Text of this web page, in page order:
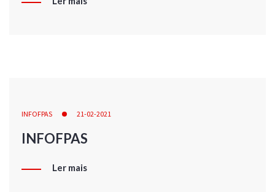
INFOFPAS 21-02-2021
INFOFPAS
Ler mais